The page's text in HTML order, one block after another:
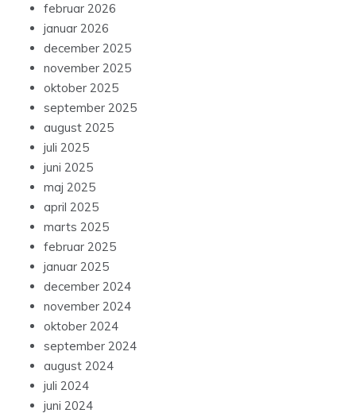
februar 2026
januar 2026
december 2025
november 2025
oktober 2025
september 2025
august 2025
juli 2025
juni 2025
maj 2025
april 2025
marts 2025
februar 2025
januar 2025
december 2024
november 2024
oktober 2024
september 2024
august 2024
juli 2024
juni 2024